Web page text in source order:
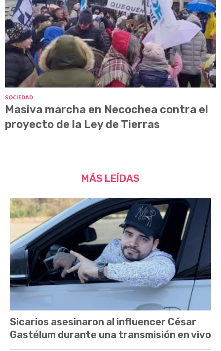
SOCIEDAD
Masiva marcha en Necochea contra el
proyecto de la Ley de Tierras
MÁS LEÍDAS
Sicarios asesinaron al influencer César
Gastélum durante una transmisión en vivo